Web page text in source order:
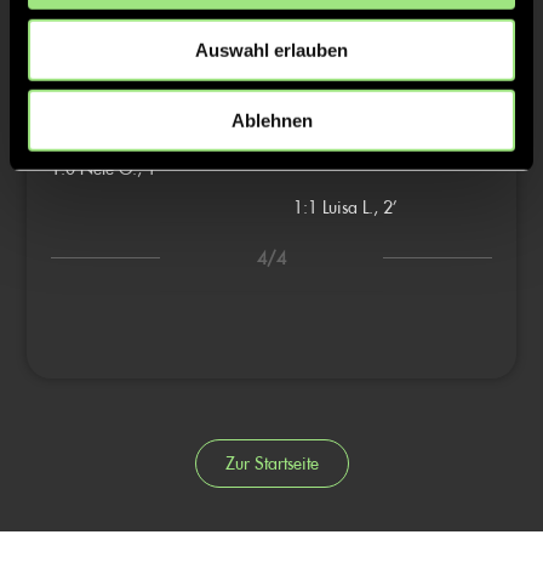
Auswahl erlauben
Ablehnen
2/4
3/4
1:0 Nele O., 1’
1:1 Luisa L., 2’
4/4
Zur Startseite